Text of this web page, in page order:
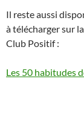
Il reste aussi
à télécharger sur
Club Positif :
Les 50 habitudes